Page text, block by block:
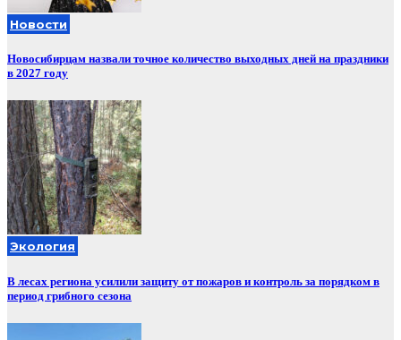
Новости
Новосибирцам назвали точное количество выходных дней на праздники
в 2027 году
Экология
В лесах региона усилили защиту от пожаров и контроль за порядком в
период грибного сезона